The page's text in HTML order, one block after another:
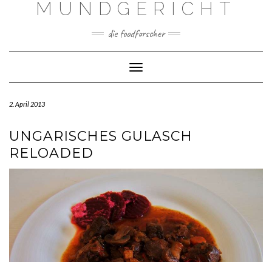
MUNDGERICHT
die foodforscher
Toggle Navigation
2. April 2013
UNGARISCHES GULASCH
RELOADED